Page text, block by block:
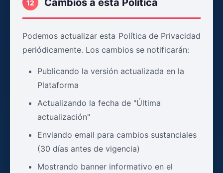
12 Cambios a esta Política
Podemos actualizar esta Política de Privacidad
periódicamente. Los cambios se notificarán:
Publicando la versión actualizada en la
Plataforma
Actualizando la fecha de "Última
actualización"
Enviando email para cambios sustanciales
(30 días antes de vigencia)
Mostrando banner informativo en el